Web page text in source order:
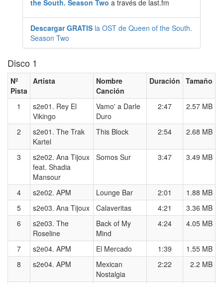
the South. Season Two a través de last.fm
Descargar GRATIS la OST de Queen of the South.
Season Two
Disco 1
Nº
Pista
Artista
Nombre
Canción
Duración Tamaño
1
s2e01. Rey El
Vikingo
Vamo' a Darle
Duro
2:47 2.57 MB
2
s2e01. The Trak
Kartel
This Block 2:54 2.68 MB
3
s2e02. Ana Tijoux
feat. Shadia
Mansour
Somos Sur 3:47 3.49 MB
4 s2e02. APM Lounge Bar 2:01
1.88 MB
5
s2e03. Ana Tijoux Calaveritas 4:21
3.36 MB
6
s2e03. The
Roseline
Back of My
Mind
4:24 4.05 MB
7 s2e04. APM El Mercado 1:39
1.55 MB
8
s2e04. APM
Mexican
Nostalgia
2:22 2.2 MB